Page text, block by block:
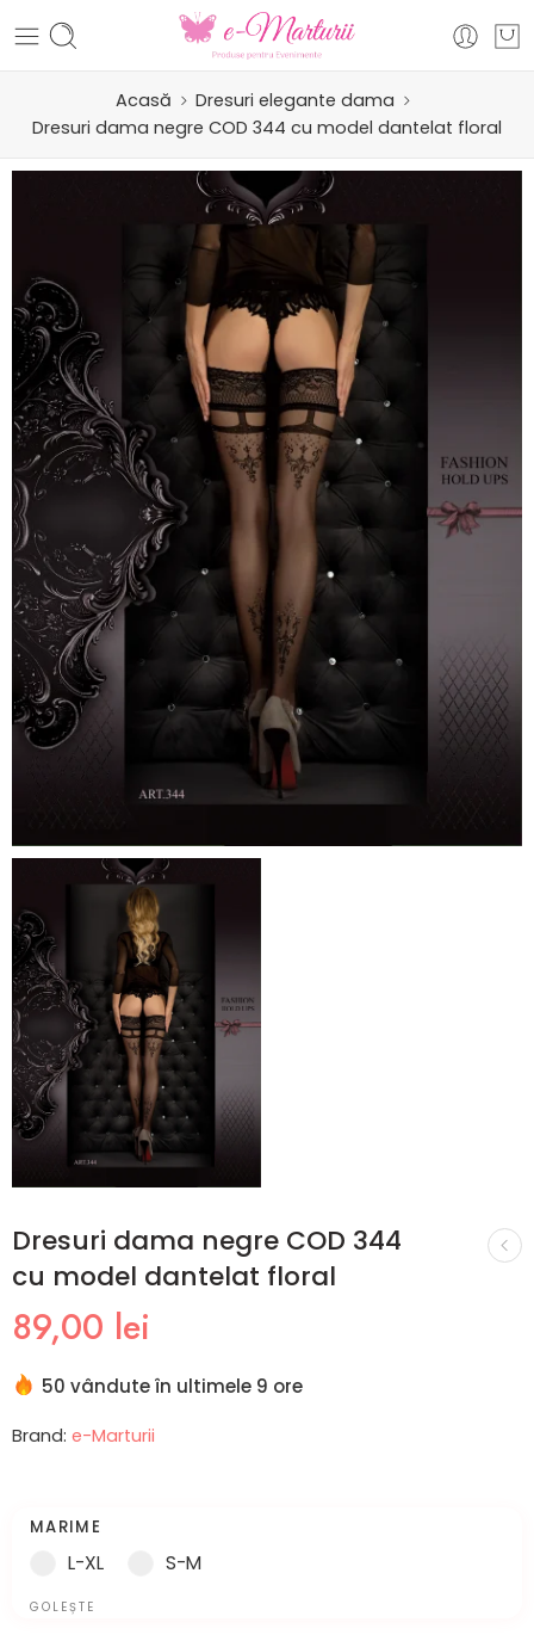
Acasă
Dresuri elegante dama
Dresuri dama negre COD 344 cu model dantelat floral
Dresuri dama negre COD 344
cu model dantelat floral
89,00 lei
50 vândute în ultimele 9 ore
Brand: e-Marturii
MARIME
L-XL S-M
GOLEȘTE